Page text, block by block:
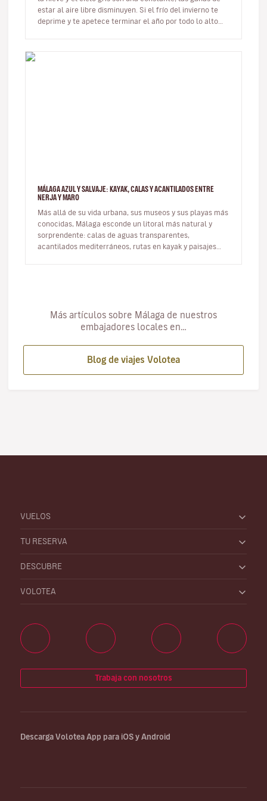
estar al aire libre disminuyen. Si el frío del invierno te
deprime y te apetece terminar el año por todo lo alto
MÁLAGA AZUL Y SALVAJE: KAYAK, CALAS Y ACANTILADOS ENTRE
NERJA Y MARO
Más allá de su vida urbana, sus museos y sus playas más
conocidas, Málaga esconde un litoral más natural y
sorprendente: calas de aguas transparentes,
acantilados mediterráneos, rutas en kayak y paisajes
Más artículos sobre Málaga de nuestros
embajadores locales en…
Blog de viajes Volotea
VUELOS
TU RESERVA
DESCUBRE
VOLOTEA
Trabaja con nosotros
Descarga Volotea App para iOS y Android